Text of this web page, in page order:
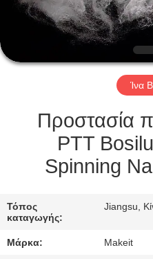
ΈΛΕΓΧΟΣ
ΜΑΣ
ΕΛΆΤΕ
ΕΠΑΦΉ
ΠΕΡΙΠΤΏΣΕΙΣ
Ίνα
Προστασία
PTT
Spinning
Τόπος
καταγωγής:
Jiangsu,
Μάρκα: Makeit